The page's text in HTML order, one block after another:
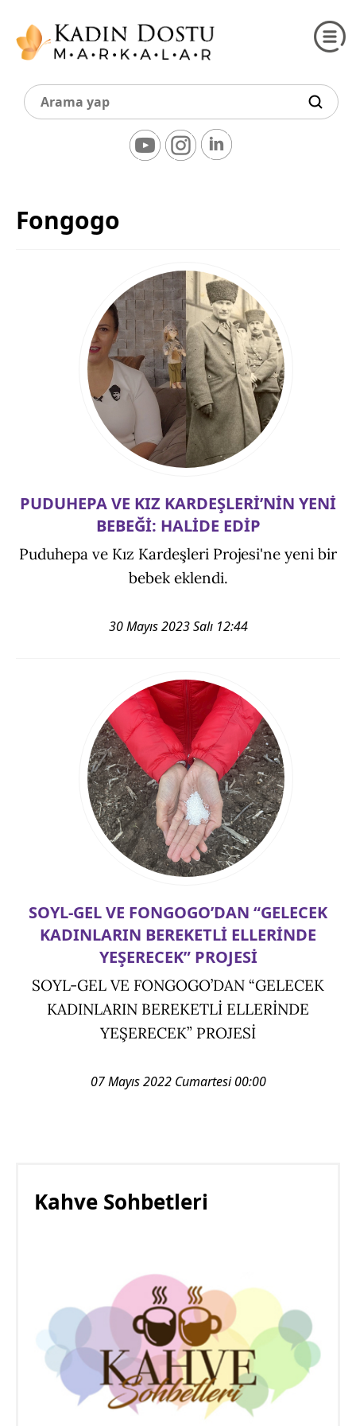
Fongogo
PUDUHEPA VE KIZ KARDEŞLERİ’NİN YENİ
BEBEĞİ: HALİDE EDİP
Puduhepa ve Kız Kardeşleri Projesi'ne yeni bir
bebek eklendi.
30 Mayıs 2023 Salı 12:44
SOYL-GEL VE FONGOGO’DAN “GELECEK
KADINLARIN BEREKETLİ ELLERİNDE
YEŞERECEK” PROJESİ
SOYL-GEL VE FONGOGO’DAN “GELECEK
KADINLARIN BEREKETLİ ELLERİNDE
YEŞERECEK” PROJESİ
07 Mayıs 2022 Cumartesi 00:00
Kahve Sohbetleri